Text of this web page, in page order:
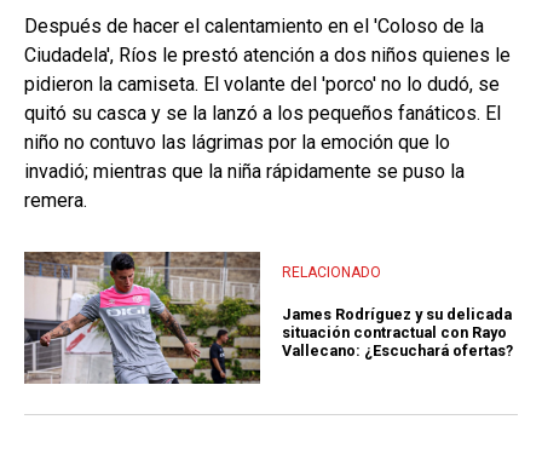
Después de hacer el calentamiento en el 'Coloso de la
Ciudadela', Ríos le prestó atención a dos niños quienes le
pidieron la camiseta. El volante del 'porco' no lo dudó, se
quitó su casca y se la lanzó a los pequeños fanáticos. El
niño no contuvo las lágrimas por la emoción que lo
invadió; mientras que la niña rápidamente se puso la
remera.
RELACIONADO
James Rodríguez y su delicada
situación contractual con Rayo
Vallecano: ¿Escuchará ofertas?